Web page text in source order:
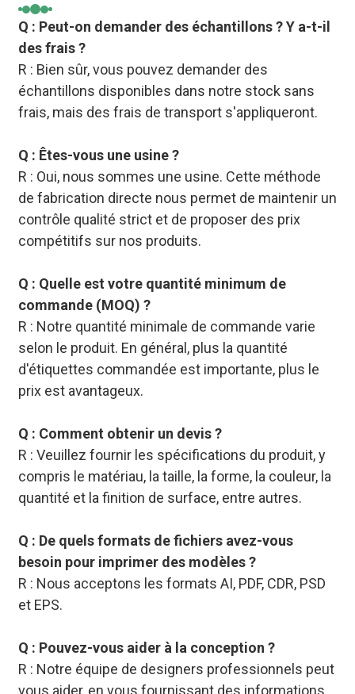
Q : Peut-on demander des échantillons ? Y a-t-il
des frais ?
R : Bien sûr, vous pouvez demander des
échantillons disponibles dans notre stock sans
frais, mais des frais de transport s'appliqueront.
Q : Êtes-vous une usine ?
R : Oui, nous sommes une usine. Cette méthode
de fabrication directe nous permet de maintenir un
contrôle qualité strict et de proposer des prix
compétitifs sur nos produits.
Q : Quelle est votre quantité minimum de
commande (MOQ) ?
R : Notre quantité minimale de commande varie
selon le produit. En général, plus la quantité
d'étiquettes commandée est importante, plus le
prix est avantageux.
Q : Comment obtenir un devis ?
R : Veuillez fournir les spécifications du produit, y
compris le matériau, la taille, la forme, la couleur, la
quantité et la finition de surface, entre autres.
Q : De quels formats de fichiers avez-vous
besoin pour imprimer des modèles ?
R : Nous acceptons les formats AI, PDF, CDR, PSD
et EPS.
Q : Pouvez-vous aider à la conception ?
R : Notre équipe de designers professionnels peut